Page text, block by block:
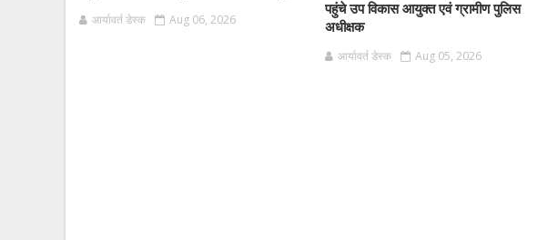
आर्यावर्त डेस्क Aug 06, 2026
पहुंचे उप विकास आयुक्त एवं ग्रामीण पुलिस
अधीक्षक
आर्यावर्त डेस्क Aug 05, 2026